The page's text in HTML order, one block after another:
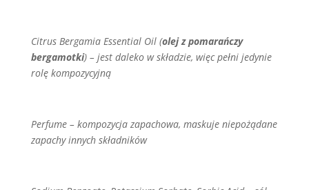
Citrus Bergamia Essential Oil (olej z pomarańczy
bergamotki) – jest daleko w składzie, więc pełni jedynie
rolę kompozycyjną
Perfume – kompozycja zapachowa, maskuje niepożądane
zapachy innych składników